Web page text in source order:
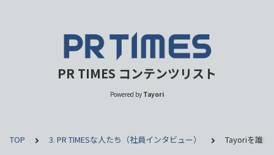
PR TIMES コンテンツリスト
Powered by Tayori
TOP 3. PR TIMESな人たち（社員インタビュー） Tayoriを誰も